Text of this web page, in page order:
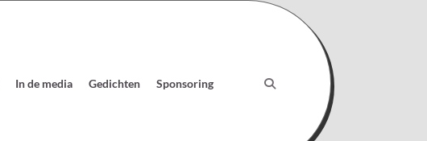
In de media Gedichten Sponsoring